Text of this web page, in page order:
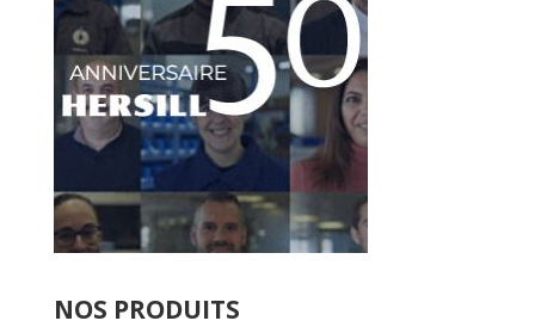
NOS PRODUITS